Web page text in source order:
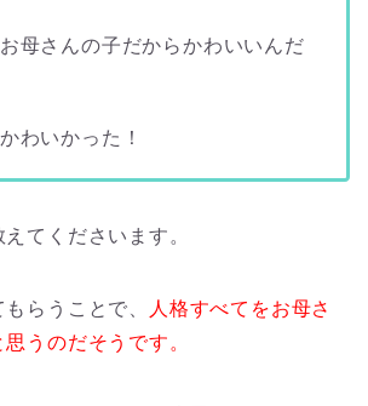
母さんの子だからかわいいんだ
わいかった！
てくださいます。
らうことで、
人格すべてをお母さ
うのだそうです。